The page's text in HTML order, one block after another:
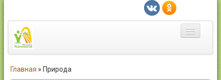
Главная » Природа